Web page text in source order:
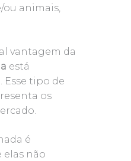
ou animais,
vantagem da
está
Esse tipo de
os
é
não